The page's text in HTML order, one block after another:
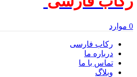
0 موارد
رکاب فارسی
درباره ما
تماس با ما
وبلاگ